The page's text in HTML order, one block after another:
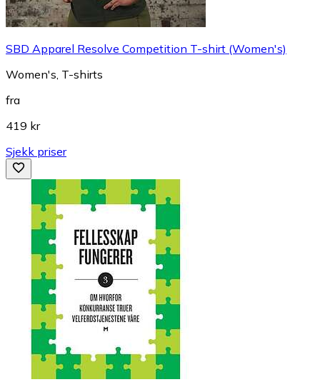
SBD Apparel Resolve Competition T-shirt (Women's)
Women's, T-shirts
fra
419 kr
Sjekk priser